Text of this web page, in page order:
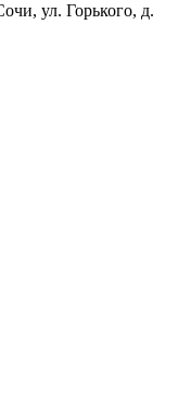
ул. Горького, д.